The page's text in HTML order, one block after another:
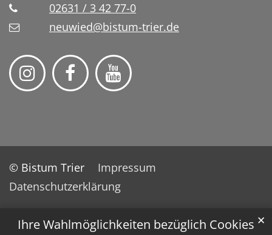
Ihre Wahlmöglichkeiten bezüglich Cookies ✕
02631 / 3 42 77-0
neuwied@bistum-trier.de
© Bistum Trier
Impressum
Datenschutzerklärung